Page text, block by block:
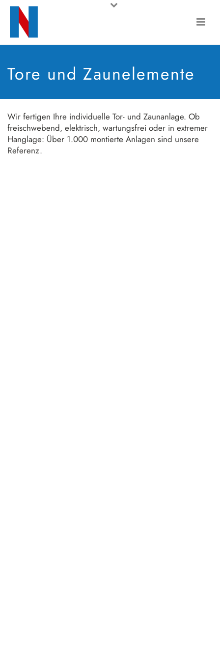
Tore und Zaunelemente
Wir fertigen Ihre individuelle Tor- und Zaunanlage. Ob
freischwebend, elektrisch, wartungsfrei oder in extremer
Hanglage: Über 1.000 montierte Anlagen sind unsere
Referenz.